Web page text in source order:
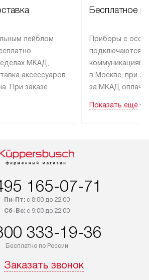
лейблом
МКАД,
аксессуаров
При заказе
покупателю
«Под заказ»,
его
сайта.
МКАД,
Бесплатное
Приборы с
подключаются к
коммуникациям
в Москве, при
за МКАД
партнера
по монтажу
материалы.
Показать ещё
165-07-71
Пн-Пт:с 8:00 до 22:00
Сб-Вс:с 9:00 до 22:00
333-19-36
Бесплатно по России
Заказать звонок